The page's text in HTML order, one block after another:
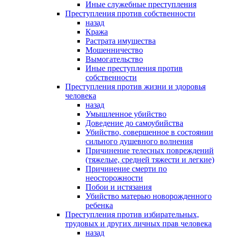
Иные служебные преступления
Преступления против собственности
назад
Кража
Растрата имущества
Мошенничество
Вымогательство
Иные преступления против
собственности
Преступления против жизни и здоровья
человека
назад
Умышленное убийство
Доведение до самоубийства
Убийство, совершенное в состоянии
сильного душевного волнения
Причинение телесных повреждений
(тяжелые, средней тяжести и легкие)
Причинение смерти по
неосторожности
Побои и истязания
Убийство матерью новорожденного
ребенка
Преступления против избирательных,
трудовых и других личных прав человека
назад